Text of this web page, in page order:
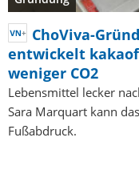
ChoViva-
entwickelt
weniger CO2
Lebensmittel lecker
Sara Marquart kann
Fußabdruck.